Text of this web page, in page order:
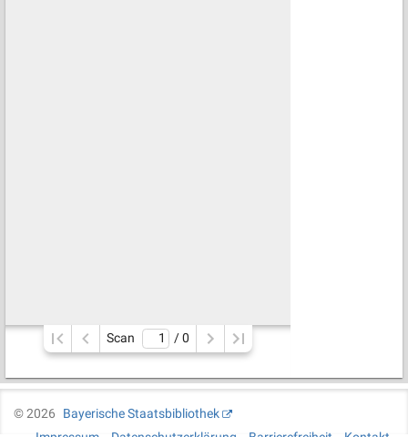
Scan / 0
©2026
Bayerische Staatsbibliothek